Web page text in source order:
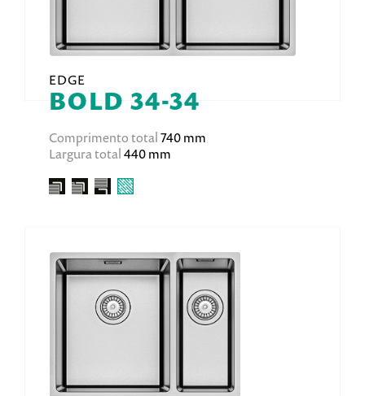
EDGE
BOLD 34-34
Comprimento total740 mm
Largura total440 mm